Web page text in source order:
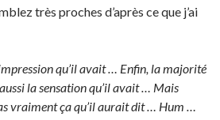
très proches d’après ce que j’ai
qu’il avait … Enfin, la majorité
la sensation qu’il avait … Mais
vraiment ça qu’il aurait dit … Hum …